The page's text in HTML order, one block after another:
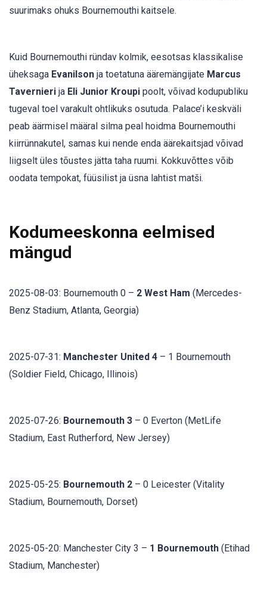
suurimaks ohuks Bournemouthi kaitsele.
Kuid Bournemouthi ründav kolmik, eesotsas klassikalise
üheksaga Evanilson ja toetatuna ääremängijate Marcus
Tavernieri ja Eli Junior Kroupi poolt, võivad kodupubliku
tugeval toel varakult ohtlikuks osutuda. Palace’i keskväli
peab äärmisel määral silma peal hoidma Bournemouthi
kiirrünnakutel, samas kui nende enda äärekaitsjad võivad
liigselt üles tõustes jätta taha ruumi. Kokkuvõttes võib
oodata tempokat, füüsilist ja üsna lahtist matši.
Kodumeeskonna eelmised
mängud
2025-08-03: Bournemouth 0 – 2 West Ham (Mercedes-
Benz Stadium, Atlanta, Georgia)
2025-07-31: Manchester United 4 – 1 Bournemouth
(Soldier Field, Chicago, Illinois)
2025-07-26: Bournemouth 3 – 0 Everton (MetLife
Stadium, East Rutherford, New Jersey)
2025-05-25: Bournemouth 2 – 0 Leicester (Vitality
Stadium, Bournemouth, Dorset)
2025-05-20: Manchester City 3 – 1 Bournemouth (Etihad
Stadium, Manchester)